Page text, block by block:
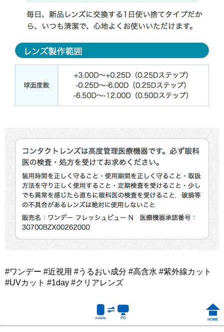
#ワンデー #近視用 #うるおい成分 #高含水 #紫外線カット
#UVカット #1day #クリアレンズ